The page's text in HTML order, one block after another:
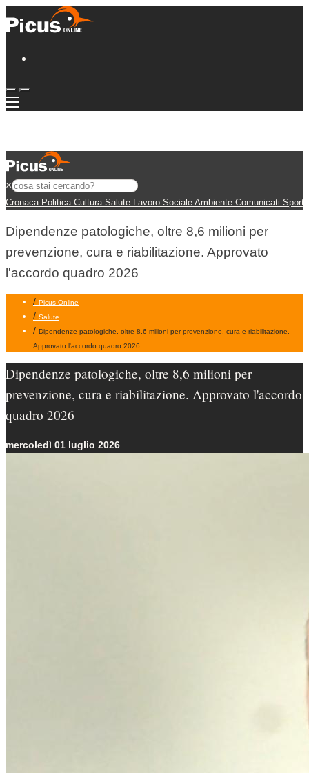
×
Cronaca Politica Cultura Salute Lavoro Sociale Ambiente Comunicati Sport
Dipendenze patologiche, oltre 8,6 milioni per
prevenzione, cura e riabilitazione. Approvato
l'accordo quadro 2026
/ Picus Online
/ Salute
/ Dipendenze patologiche, oltre 8,6 milioni per prevenzione, cura e riabilitazione.
Approvato l'accordo quadro 2026
Dipendenze patologiche, oltre 8,6 milioni per
prevenzione, cura e riabilitazione. Approvato l'accordo
quadro 2026
mercoledì 01 luglio 2026